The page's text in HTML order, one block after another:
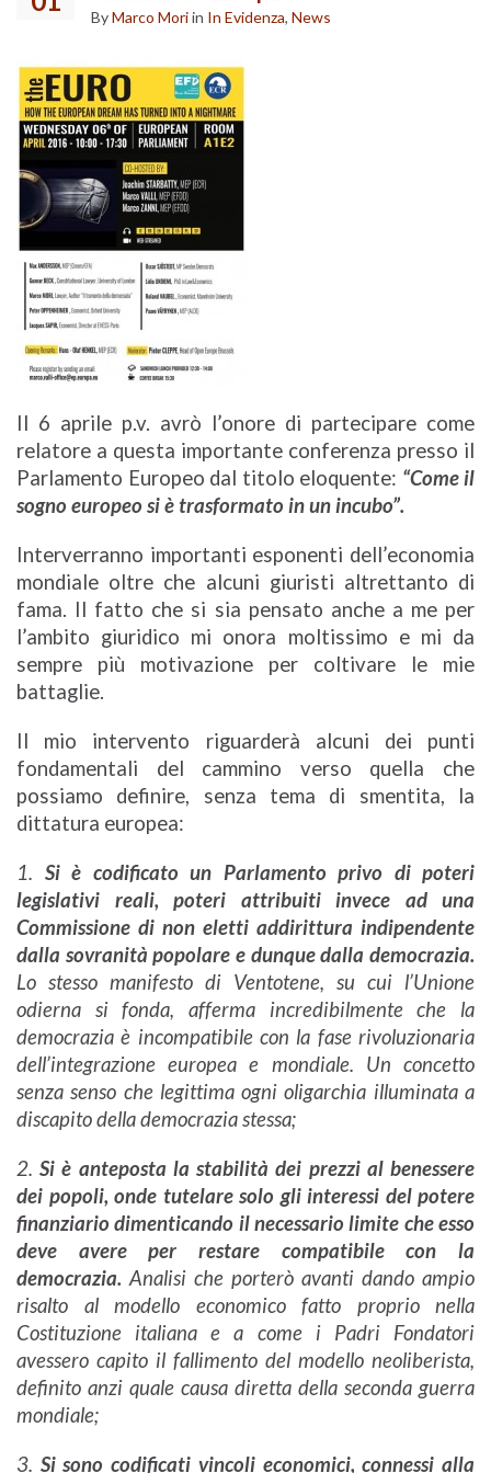
ByMarco Moriin In Evidenza, News
Il 6 aprile p.v. avrò l’onore di partecipare come
relatore a questa importante conferenza presso il
Parlamento Europeo dal titolo eloquente: “Come il
sogno europeo si è trasformato in un incubo”.
Interverranno importanti esponenti dell’economia
mondiale oltre che alcuni giuristi altrettanto di
fama. Il fatto che si sia pensato anche a me per
l’ambito giuridico mi onora moltissimo e mi da
sempre più motivazione per coltivare le mie
battaglie.
Il mio intervento riguarderà alcuni dei punti
fondamentali del cammino verso quella che
possiamo definire, senza tema di smentita, la
dittatura europea:
1. Si è codificato un Parlamento privo di poteri
legislativi reali, poteri attribuiti invece ad una
Commissione di non eletti addirittura indipendente
dalla sovranità popolare e dunque dalla democrazia.
Lo stesso manifesto di Ventotene, su cui l’Unione
odierna si fonda, afferma incredibilmente che la
democrazia è incompatibile con la fase rivoluzionaria
dell’integrazione europea e mondiale. Un concetto
senza senso che legittima ogni oligarchia illuminata a
discapito della democrazia stessa;
2.Si è anteposta la stabilità dei prezzi al benessere
dei popoli, onde tutelare solo gli interessi del potere
finanziario dimenticando il necessario limite che esso
deve avere per restare compatibile con la
democrazia. Analisi che porterò avanti dando ampio
risalto al modello economico fatto proprio nella
Costituzione italiana e a come i Padri Fondatori
avessero capito il fallimento del modello neoliberista,
definito anzi quale causa diretta della seconda guerra
mondiale;
3. Si sono codificati vincoli economici, connessi alla